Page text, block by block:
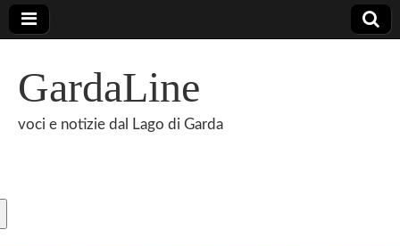
GardaLine
voci e notizie dal Lago di Garda